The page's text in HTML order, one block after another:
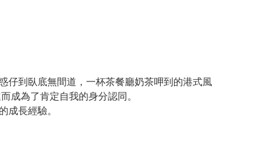
仔到臥底無間道，一杯茶餐廳奶茶呷到的港式風
成為了肯定自我的身分認同。
成長經驗。